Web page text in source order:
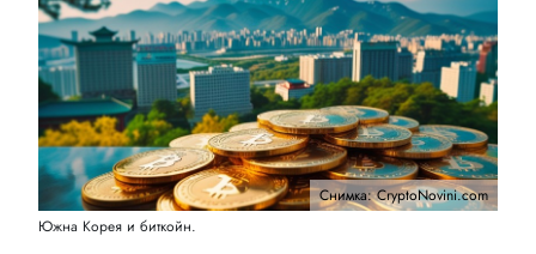
Снимка: CryptoNovini.com
Южна Корея и биткойн.